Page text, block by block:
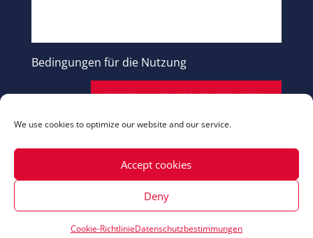
We use cookies to optimize our website and our service.
Accept cookies
Deny
Cookie-RichtlinieDatenschutzbestimmungen
Bedingungen für die Nutzung
EINE NACHRICHT SENDEN